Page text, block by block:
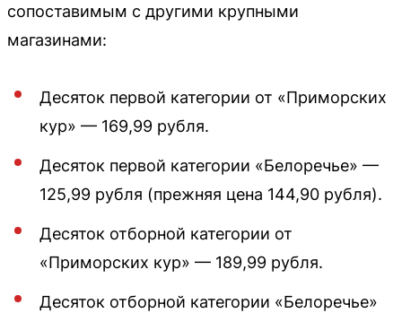
сопоставимым с другими крупными
магазинами:
Десяток первой категории от «Приморских
кур» — 169,99 рубля.
Десяток первой категории «Белоречье» —
125,99 рубля (прежняя цена 144,90 рубля).
Десяток отборной категории от
«Приморских кур» — 189,99 рубля.
Десяток отборной категории «Белоречье»